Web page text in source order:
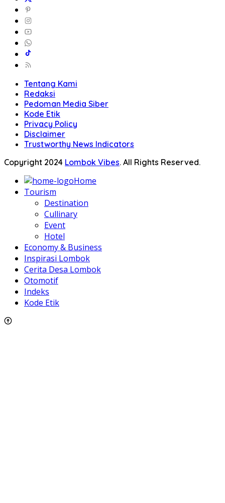
Tentang Kami
Redaksi
Pedoman Media Siber
Kode Etik
Privacy Policy
Disclaimer
Trustworthy News Indicators
Copyright 2024 Lombok Vibes. All Rights Reserved.
Home
Tourism
Destination
Cullinary
Event
Hotel
Economy & Business
Inspirasi Lombok
Cerita Desa Lombok
Otomotif
Indeks
Kode Etik